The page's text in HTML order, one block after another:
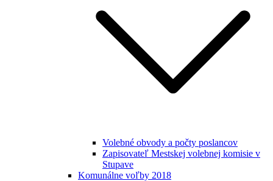
Volebné obvody a počty poslancov
Zapisovateľ Mestskej volebnej komisie v
Stupave
Komunálne voľby 2018